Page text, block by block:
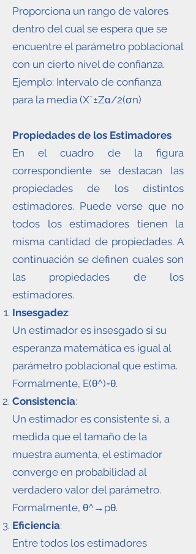
Proporciona un rango de valores
dentro del cual se espera que se
encuentre el parámetro poblacional
con un cierto nivel de confianza.
Ejemplo: Intervalo de confianza
para la media (Xˉ±Zα/2(σn)
Propiedades de los Estimadores
En el cuadro de la figura
correspondiente se destacan las
propiedades de los distintos
estimadores. Puede verse que no
todos los estimadores tienen la
misma cantidad de propiedades. A
continuación se definen cuales son
las propiedades de los
estimadores.
Insesgadez:
Un estimador es insesgado si su
esperanza matemática es igual al
parámetro poblacional que estima.
Formalmente, E(θ^)=θ.
Consistencia:
Un estimador es consistente si, a
medida que el tamaño de la
muestra aumenta, el estimador
converge en probabilidad al
verdadero valor del parámetro.
Formalmente, θ^→pθ.
Eficiencia:
Entre todos los estimadores